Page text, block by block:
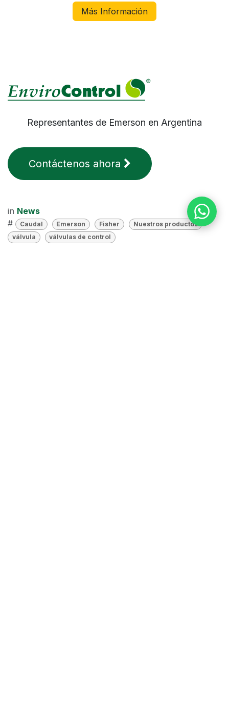
Más Información
Representantes de Emerson en Argentina
Contáctenos ahora
in News
#
Caudal Emerson Fisher
Nuestros productos
válvula
válvulas de control